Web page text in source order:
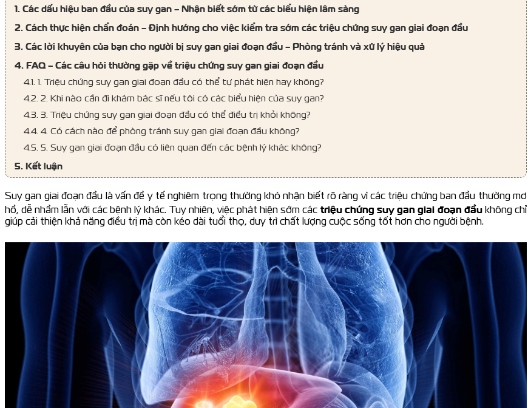
1. Các dấu hiệu ban đầu của suy gan – Nhận biết sớm từ các biểu hiện lâm sàng
2. Cách thực hiện chẩn đoán – Định hướng cho việc kiểm tra sớm các triệu chứng suy gan giai đoạn đầu
3. Các lời khuyên của bạn cho người bị suy gan giai đoạn đầu – Phòng tránh và xử lý hiệu quả
4. FAQ – Các câu hỏi thường gặp về triệu chứng suy gan giai đoạn đầu
4.1. 1. Triệu chứng suy gan giai đoạn đầu có thể tự phát hiện hay không?
4.2. 2. Khi nào cần đi khám bác sĩ nếu tôi có các biểu hiện của suy gan?
4.3. 3. Triệu chứng suy gan giai đoạn đầu có thể điều trị khỏi không?
4.4. 4. Có cách nào để phòng tránh suy gan giai đoạn đầu không?
4.5. 5. Suy gan giai đoạn đầu có liên quan đến các bệnh lý khác không?
5. Kết luận
Suy gan giai đoạn đầu là vấn đề y tế nghiêm trọng thường khó nhận biết rõ ràng vì các triệu chứng ban đầu thường mơ
hồ, dễ nhầm lẫn với các bệnh lý khác. Tuy nhiên, việc phát hiện sớm các triệu chứng suy gan giai đoạn đầukhông chỉ
giúp cải thiện khả năng điều trị mà còn kéo dài tuổi thọ, duy trì chất lượng cuộc sống tốt hơn cho người bệnh.